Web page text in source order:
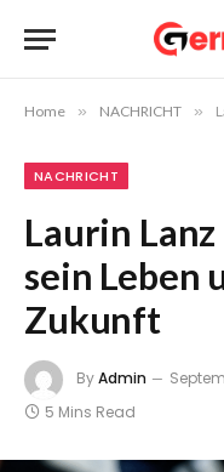
Home » NACHRICHT »
NACHRICHT
Laurin
sein Leben
Zukunft
ByAdmin
5 Mins Read